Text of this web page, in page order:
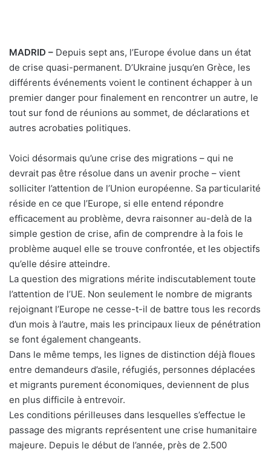
MADRID – Depuis sept ans, l’Europe évolue dans un état
de crise quasi-permanent. D’Ukraine jusqu’en Grèce, les
différents événements voient le continent échapper à un
premier danger pour finalement en rencontrer un autre, le
tout sur fond de réunions au sommet, de déclarations et
autres acrobaties politiques.
Voici désormais qu’une crise des migrations – qui ne
devrait pas être résolue dans un avenir proche – vient
solliciter l’attention de l’Union européenne. Sa particularité
réside en ce que l’Europe, si elle entend répondre
efficacement au problème, devra raisonner au-delà de la
simple gestion de crise, afin de comprendre à la fois le
problème auquel elle se trouve confrontée, et les objectifs
qu’elle désire atteindre.
La question des migrations mérite indiscutablement toute
l’attention de l’UE. Non seulement le nombre de migrants
rejoignant l’Europe ne cesse-t-il de battre tous les records
d’un mois à l’autre, mais les principaux lieux de pénétration
se font également changeants.
Dans le même temps, les lignes de distinction déjà floues
entre demandeurs d’asile, réfugiés, personnes déplacées
et migrants purement économiques, deviennent de plus
en plus difficile à entrevoir.
Les conditions périlleuses dans lesquelles s’effectue le
passage des migrants représentent une crise humanitaire
majeure. Depuis le début de l’année, près de 2.500